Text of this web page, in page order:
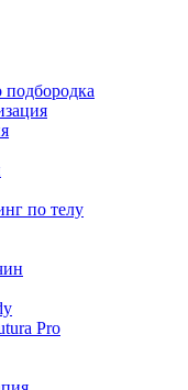
по телу
Pro